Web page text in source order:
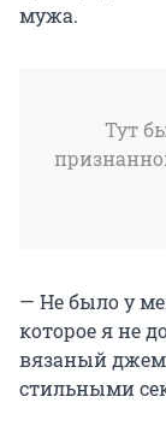
мужа.
Тут
— Не было у
которое я не
вязаный
стильными